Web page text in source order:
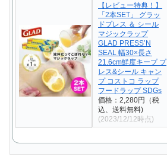
【レビュー特典！】
「2本SET」 グラッ
ドプレス ＆ シール
マジックラップ
GLAD PRESS’N
SEAL 幅30×長さ
21.6cm鮮度キープ プ
レス&シール キャン
プ コストコ ラップ
フードラップ SDGs
価格：2,280円（税
込、送料無料)
(2023/12/12時点)